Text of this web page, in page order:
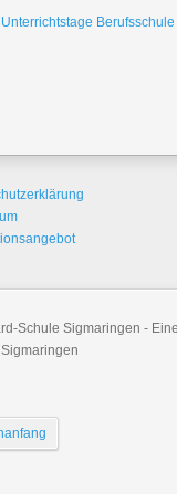
Schule Sigmaringen -